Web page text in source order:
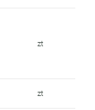
zt
zt